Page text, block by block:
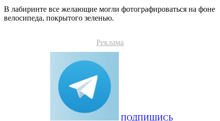
В лабиринте все желающие могли фотографироваться на фоне
велосипеда, покрытого зеленью.
Реклама
ПОДПИШИСЬ